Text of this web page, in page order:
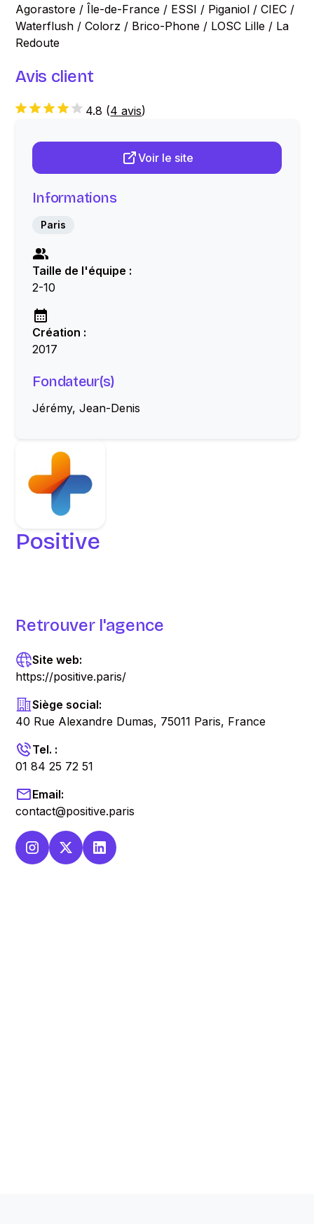
Positive
Agorastore / Île-de-France / ESSI / Piganiol / CIEC /
Waterflush / Colorz / Brico-Phone / LOSC Lille / La
Redoute
Avis client
4.8 (4 avis)
Voir le site
Informations
Paris
Taille de l'équipe :
2-10
Création :
2017
Fondateur(s)
Jérémy, Jean-Denis
Retrouver l'agence
Site web:
https://positive.paris/
Siège social:
40 Rue Alexandre Dumas, 75011 Paris, France
Tel. :
01 84 25 72 51
Email:
contact@positive.paris